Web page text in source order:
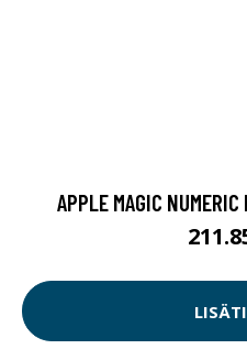
APPLE MAGIC